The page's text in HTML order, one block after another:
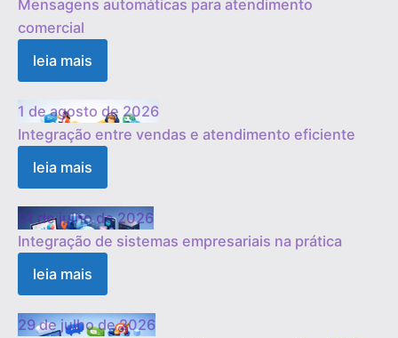
Mensagens automáticas para atendimento
comercial
leia mais
1 de agosto de 2026
Integração entre vendas e atendimento eficiente
leia mais
31 de julho de 2026
Integração de sistemas empresariais na prática
leia mais
29 de julho de 2026